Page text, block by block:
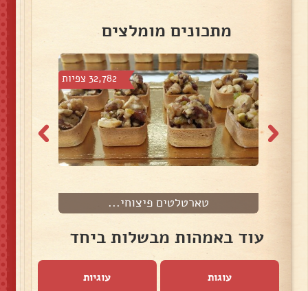
מתכונים מומלצים
32,782 צפיות
טארטלטים פיצוחי...
עוד באמהות מבשלות ביחד
עוגות עוגיות